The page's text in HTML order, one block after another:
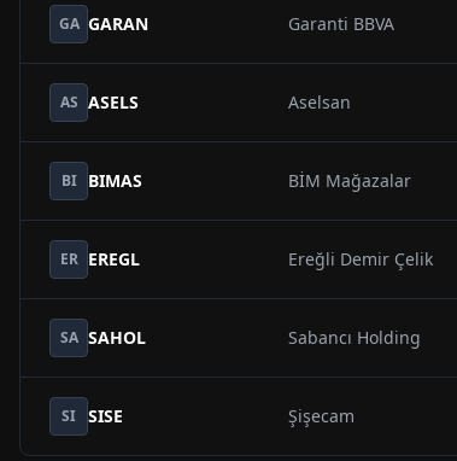
GA GARAN Garanti BBVA
AS ASELS Aselsan
BI BIMAS BİM Mağazalar
ER EREGL Ereğli Demir Çelik
SA SAHOL Sabancı Holding
SI SISE Şişecam